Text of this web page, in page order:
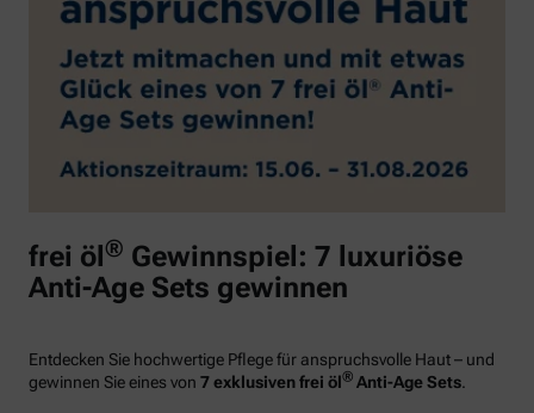
frei öl ® Gewinnspiel: 7 luxuriöse
Anti-Age Sets gewinnen
Entdecken Sie hochwertige Pflege für anspruchsvolle Haut – und
gewinnen Sie eines von 7 exklusiven frei öl® Anti-Age Sets